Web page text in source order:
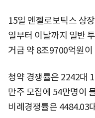
15일 엔젤로보틱스 상
일부터 이날까지 일반
거금 약 8조9700억원
청약 경쟁률은 2242대
만주 모집에 54만명이
비례경쟁률은 4484.03